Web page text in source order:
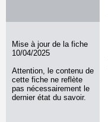
Mise à jour de la fiche
10/04/2025
Attention, le contenu de
cette fiche ne reflète
pas nécessairement le
dernier état du savoir.